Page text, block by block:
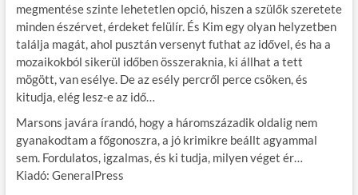
megmentése szinte lehetetlen opció, hiszen a szülők szeretete
minden észérvet, érdeket felülír. És Kim egy olyan helyzetben
találja magát, ahol pusztán versenyt futhat az idővel, és ha a
mozaikokból sikerül időben összeraknia, ki állhat a tett
mögött, van esélye. De az esély percről perce csöken, és
kitudja, elég lesz-e az idő…
Marsons javára írandó, hogy a háromszázadik oldalig nem
gyanakodtam a főgonoszra, a jó krimikre beállt agyammal
sem. Fordulatos, igzalmas, és ki tudja, milyen véget ér…
Kiadó: GeneralPress